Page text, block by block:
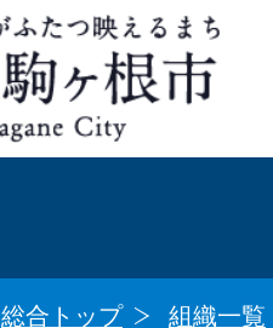
総合トップ
組織一覧